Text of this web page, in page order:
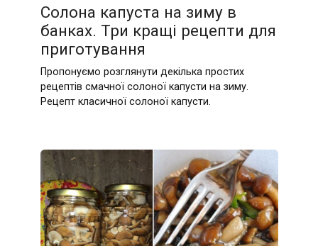
Солона капуста на зиму в
банках. Три кращі рецепти для
приготування
Пропонуємо розглянути декілька простих
рецептів смачної солоної капусти на зиму.
Рецепт класичної солоної капусти.